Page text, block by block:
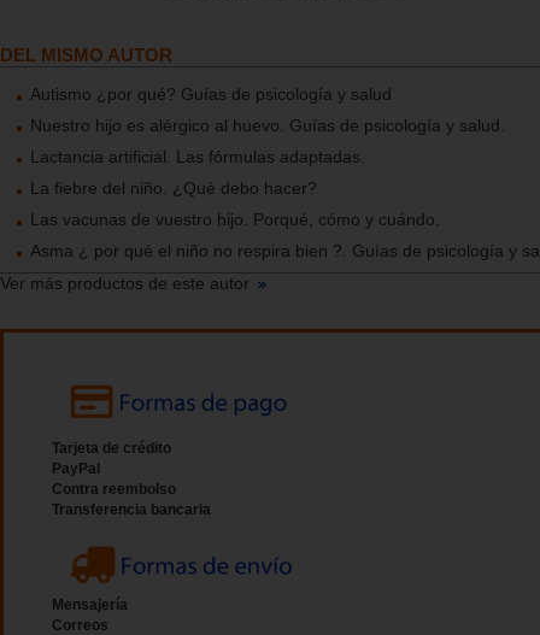
DEL MISMO AUTOR
Autismo ¿por qué? Guías de psicología y salud
Nuestro hijo es alérgico al huevo. Guías de psicología y salud.
Lactancia artificial. Las fórmulas adaptadas.
La fiebre del niño. ¿Qué debo hacer?
Las vacunas de vuestro hijo. Porqué, cómo y cuándo.
Asma ¿ por qué el niño no respira bien ?. Guías de psicología y
Ver más productos de este autor
Tarjeta de crédito
PayPal
Contra reembolso
Transferencia bancaria
Mensajería
Correos